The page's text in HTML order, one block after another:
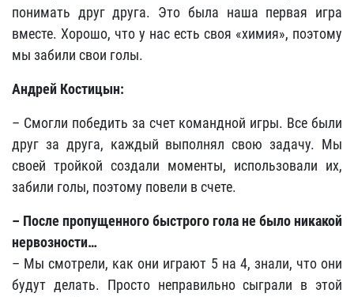
понимать друг друга. Это была наша первая игра
вместе. Хорошо, что у нас есть своя «химия», поэтому
мы забили свои голы.
Андрей Костицын:
– Смогли победить за счет командной игры. Все были
друг за друга, каждый выполнял свою задачу. Мы
своей тройкой создали моменты, использовали их,
забили голы, поэтому повели в счете.
– После пропущенного быстрого гола не было никакой
нервозности…
– Мы смотрели, как они играют 5 на 4, знали, что они
будут делать. Просто неправильно сыграли в этой